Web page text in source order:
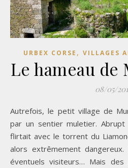
URBEX CORSE , VILLAGES
Le hameau de
08/05/
Autrefois, le petit village de Muna n’était accessible que
par un sentier muletier.
flirtait avec le torrent du
alors extrêmement
éventuels visiteurs… Mais des